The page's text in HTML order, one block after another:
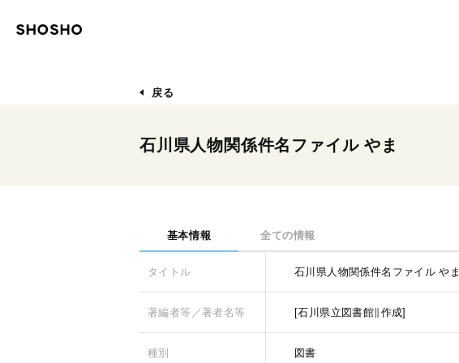
戻る
石川県人物関係件名ファイル やま
基本情報 全ての情報
タイトル 石川県人物関係件名ファイル やま
著編者等／著者名等 [石川県立図書館∥作成]
種別 図書